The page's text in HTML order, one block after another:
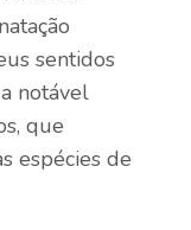
sentidos
notável
que
espécies de